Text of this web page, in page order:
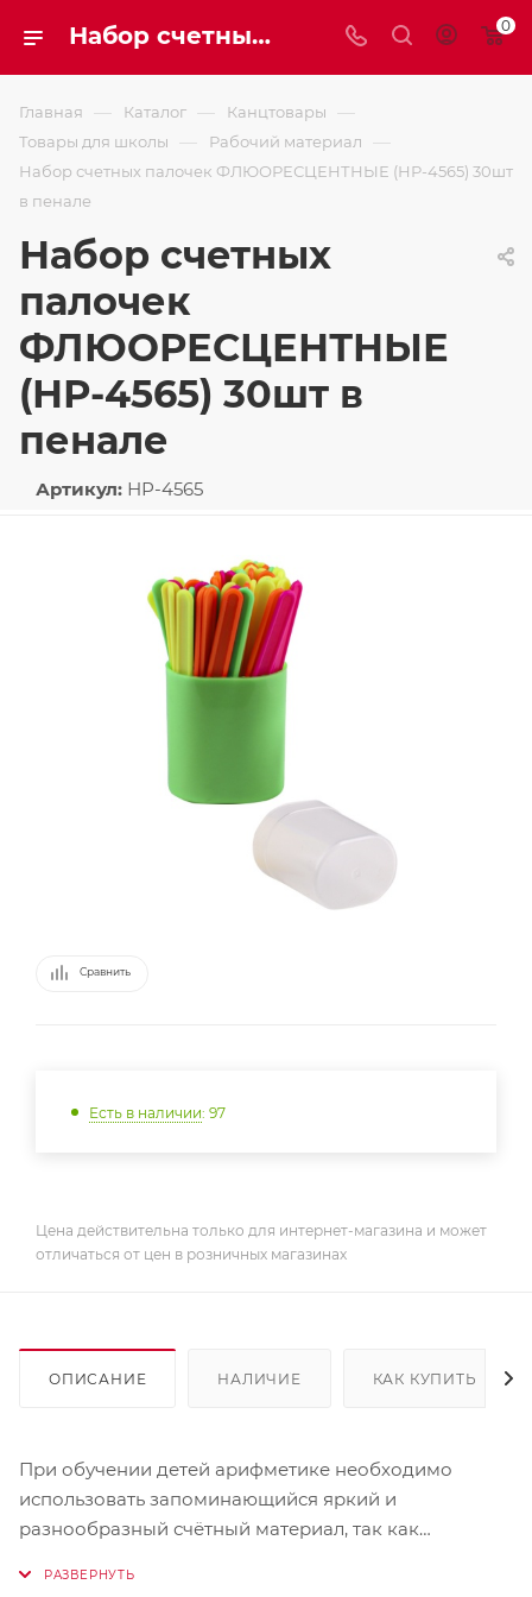
Набор счетных палочек ФЛЮОРЕСЦЕНТНЫЕ (НР-4565) 30шт в пенале 0
Главная — Каталог — Канцтовары —
Товары для школы — Рабочий материал —
Набор счетных палочек ФЛЮОРЕСЦЕНТНЫЕ (НР-4565) 30шт
в пенале
Набор счетных
палочек
ФЛЮОРЕСЦЕНТНЫЕ
(НР-4565) 30шт в
пенале
Артикул: НР-4565
Сравнить
Есть в наличии: 97
Цена действительна только для интернет-магазина и может
отличаться от цен в розничных магазинах
ОПИСАНИЕ НАЛИЧИЕ КАК КУПИТЬ
При обучении детей арифметике необходимо
использовать запоминающийся яркий и
разнообразный счётный материал, так как